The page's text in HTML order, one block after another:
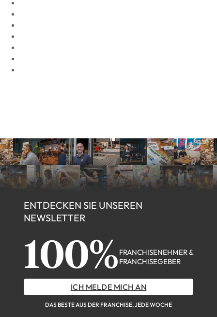
ENTDECKEN SIE UNSEREN
NEWSLETTER
100% FRANCHISENEHMER &
FRANCHISEGEBER
ICH MELDE MICH AN
DAS BESTE AUS DER FRANCHISE, JEDE WOCHE